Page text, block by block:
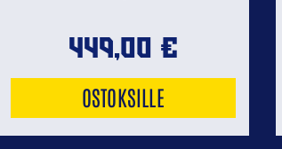
449,00 €
OSTOKSILLE